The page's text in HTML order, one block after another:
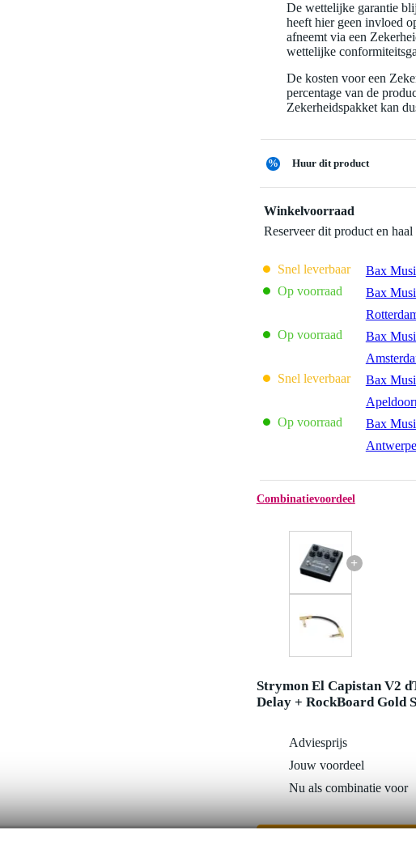
De wettelijke garantie
heeft hier geen invloed
afneemt via een
wettelijke
De kosten voor een
percentage van de
Zekerheidspakket kan
% Huur dit product
Winkelvoorraad
Reserveer dit product en
Snel leverbaar Bax
Op voorraad
Bax
Op voorraad
Bax
Snel leverbaar
Bax
Op voorraad
Bax
Combinatievoordeel
+
Strymon El Capistan V2
Delay + RockBoard Gold
Adviesprijs
Jouw voordeel
Nu als combinatie voor